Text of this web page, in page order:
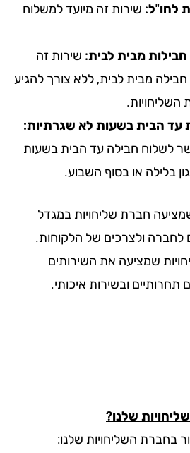
שירות זה מיועד למשלוח
מבית לבית:שירות זה
מבית לבית, ללא צורך להגיע
הבית בשעות לא שגרתיות:
חבילה עד הבית בשעות
או בסוף השבוע.
חברת שליחויות במגדל
ולצרכים של הלקוחות.
שמציעה את השירותים
ובשירות איכותי.
שלנו?
השליחויות שלנו: